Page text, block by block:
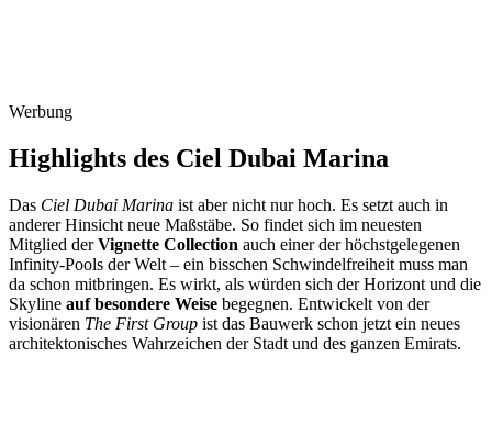
Werbung
Highlights des Ciel Dubai Marina
Das Ciel Dubai Marina ist aber nicht nur hoch. Es setzt auch in
anderer Hinsicht neue Maßstäbe. So findet sich im neuesten
Mitglied derVignette Collection auch einer der höchstgelegenen
Infinity-Pools der Welt – ein bisschen Schwindelfreiheit muss man
da schon mitbringen. Es wirkt, als würden sich der Horizont und die
Skyline auf besondere Weise begegnen. Entwickelt von der
visionären The First Group ist das Bauwerk schon jetzt ein neues
architektonisches Wahrzeichen der Stadt und des ganzen Emirats.